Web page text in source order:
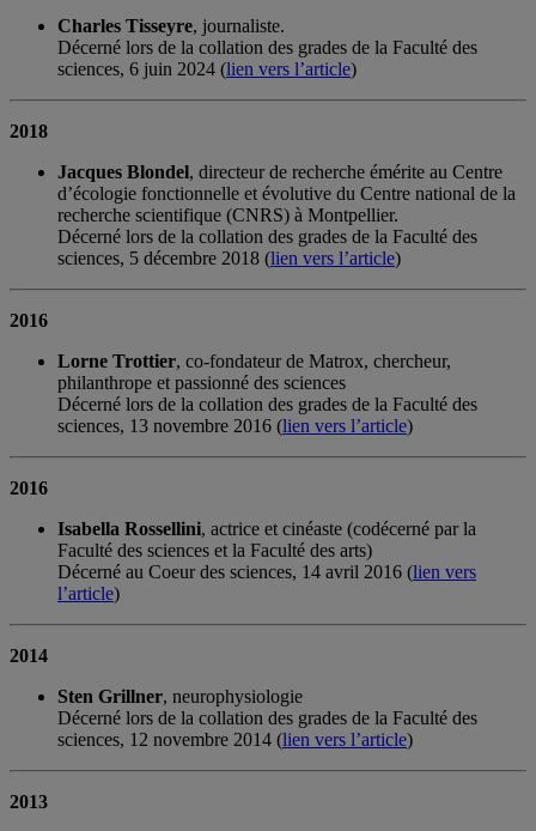
Charles Tisseyre, journaliste.
Décerné lors de la collation des grades de la Faculté des
sciences, 6 juin 2024 (lien vers l’article)
2018
Jacques Blondel, directeur de recherche émérite au Centre
d’écologie fonctionnelle et évolutive du Centre national de la
recherche scientifique (CNRS) à Montpellier.
Décerné lors de la collation des grades de la Faculté des
sciences, 5 décembre 2018 (lien vers l’article)
2016
Lorne Trottier, co-fondateur de Matrox, chercheur,
philanthrope et passionné des sciences
Décerné lors de la collation des grades de la Faculté des
sciences, 13 novembre 2016 (lien vers l’article)
2016
Isabella Rossellini, actrice et cinéaste (codécerné par la
Faculté des sciences et la Faculté des arts)
Décerné au Coeur des sciences, 14 avril 2016 (lien vers
l’article)
2014
Sten Grillner, neurophysiologie
Décerné lors de la collation des grades de la Faculté des
sciences, 12 novembre 2014 (lien vers l’article)
2013